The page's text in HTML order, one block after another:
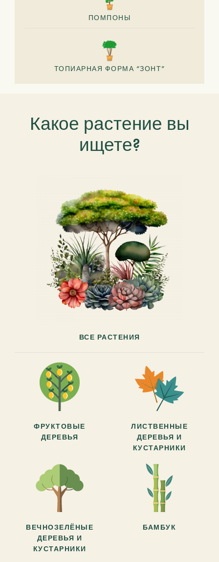
ПОМПОНЫ
ТОПИАРНАЯ ФОРМА “ЗОНТ”
Какое растение вы
ищете?
ВСЕ РАСТЕНИЯ
ФРУКТОВЫЕ
ДЕРЕВЬЯ
ЛИСТВЕННЫЕ
ДЕРЕВЬЯ И
КУСТАРНИКИ
ВЕЧНОЗЕЛЁНЫЕ
ДЕРЕВЬЯ И
КУСТАРНИКИ
БАМБУК